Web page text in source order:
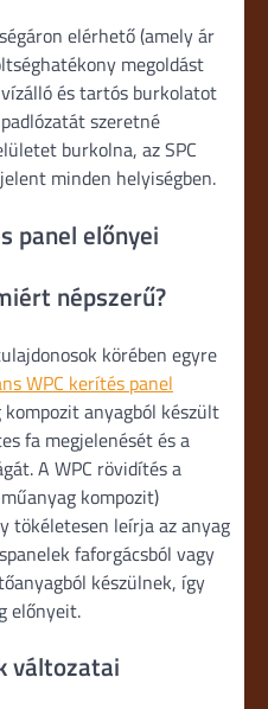
elérhető (amely ár
megoldást
és tartós burkolatot
szeretné
burkolna, az SPC
minden helyiségben.
panel előnyei
népszerű?
körében egyre
WPC kerítés panel
anyagból készült
fa megjelenését és a
A WPC rövidítés a
kompozit)
tökéletesen leírja az anyag
faforgácsból vagy
készülnek, így
előnyeit.
változatai